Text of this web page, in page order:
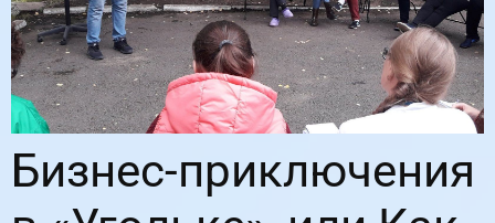
Бизнес-приключения